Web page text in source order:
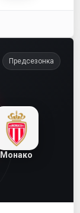
Предсезонка
Монако